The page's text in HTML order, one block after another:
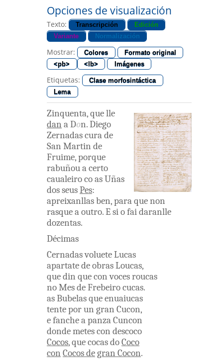
Opciones de visualización
Texto: Transcripción
Edición
Variante
Normalización
Mostrar: Colores
Formato original
<pb>
<lb> Imágenes
Etiquetas:
Clase morfosintáctica
Lema
Zinquenta,quelle
dan aDon.Diego
Zernadascurade
San Martin de
Fruime,porque
rabuñouacerto
caualeiroco asUñas
dosseusPes:
apreixanllasben,paraquenon
rasqueaoutro.Esiofaidaranlle
dozentas.
Décimas
CernadasvolueteLucas
apartatedeobrasLoucas,
quedin quecon vocesroucas
noMesdeFrebeirocucas.
asBubelasqueenuaiucas
tenteporun gran Cucon,
efancheapanzaCuncon
dondemetescon descoco
Cocos,quecocasdoCoco
con Cocosdegran Cocon.